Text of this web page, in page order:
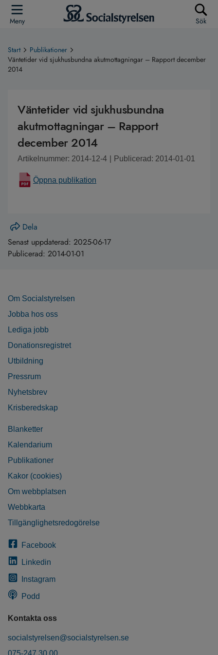
Meny Sök
Start
Publikationer
Väntetider vid sjukhusbundna akutmottagningar – Rapport december
2014
Väntetider vid sjukhusbundna
akutmottagningar – Rapport
december 2014
Artikelnummer: 2014-12-4 Publicerad: 2014-01-01
Öppna publikation
Dela
Senast uppdaterad: 2025-06-17
Publicerad: 2014-01-01
Om Socialstyrelsen
Jobba hos oss
Lediga jobb
Donationsregistret
Utbildning
Pressrum
Nyhetsbrev
Krisberedskap
Blanketter
Kalendarium
Publikationer
Kakor (cookies)
Om webbplatsen
Webbkarta
Tillgänglighetsredogörelse
Facebook
Linkedin
Instagram
Podd
Kontakta oss
socialstyrelsen@socialstyrelsen.se
075-247 30 00